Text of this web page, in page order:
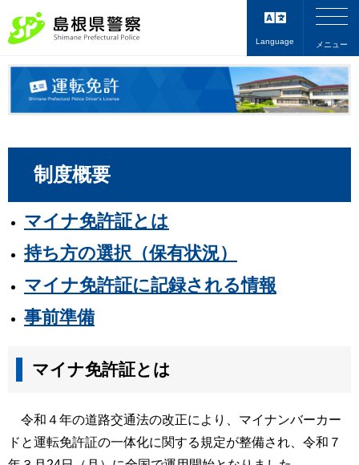
Language メニュー
制度概要
マイナ免許証とは
持ち方の選択（保有状況）
マイナ免許証に記録される情報
事前準備
マイナ免許証とは
令和４年の道路交通法の改正により、マイナンバーカー
ドと運転免許証の一体化に関する規定が整備され、令和７